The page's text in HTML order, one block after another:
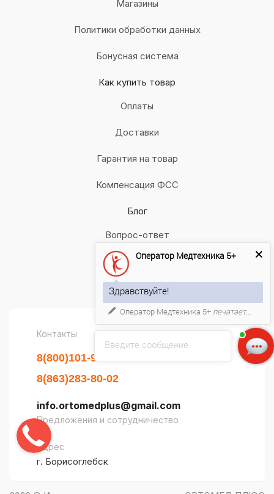
Магазины
Политики обработки данных
Бонусная система
Как купить товар
Оплаты
Доставки
Гарантия на товар
Компенсация ФСС
Блог
Вопрос-ответ
Бренды
Обзоры
Контакты
8(800)101-94-47
8(863)283-80-02
info.ortomedplus@gmail.com
Предложения и сотрудничество
Адрес
г. Борисоглебск
Введите сообщение
Оператор Медтехника 5+
Здравствуйте!
Оператор Медтехника 5+ печатает...